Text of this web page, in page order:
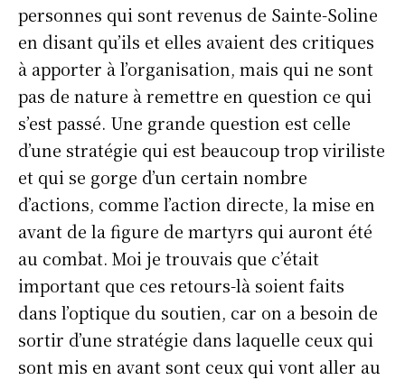
personnes qui sont revenus de Sainte-Soline
en disant qu’ils et elles avaient des critiques
à apporter à l’organisation, mais qui ne sont
pas de nature à remettre en question ce qui
s’est passé. Une grande question est celle
d’une stratégie qui est beaucoup trop viriliste
et qui se gorge d’un certain nombre
d’actions, comme l’action directe, la mise en
avant de la figure de martyrs qui auront été
au combat. Moi je trouvais que c’était
important que ces retours-là soient faits
dans l’optique du soutien, car on a besoin de
sortir d’une stratégie dans laquelle ceux qui
sont mis en avant sont ceux qui vont aller au